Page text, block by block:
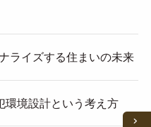
ライズする住まいの未来
環境設計という考え方